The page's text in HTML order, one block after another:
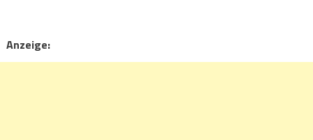
Anzeige: